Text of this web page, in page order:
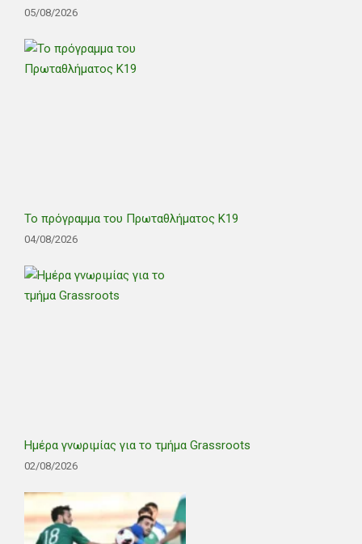
05/08/2026
Το πρόγραμμα του Πρωταθλήματος Κ19
04/08/2026
Ημέρα γνωριμίας για το τμήμα Grassroots
02/08/2026